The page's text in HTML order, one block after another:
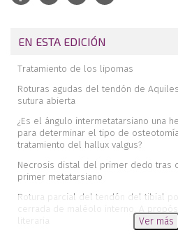
EN ESTA EDICIÓN
Tratamiento de los lipomas
Roturas agudas del tendón de
sutura abierta
¿Es el ángulo intermetatarsiano una
para determinar el tipo de
tratamiento del hallux valgus?
Necrosis distal del primer dedo tras
primer metatarsiano
Rotura parcial del tendón del tibial
cerrada de maléolo interno. A
literaria
Ver más